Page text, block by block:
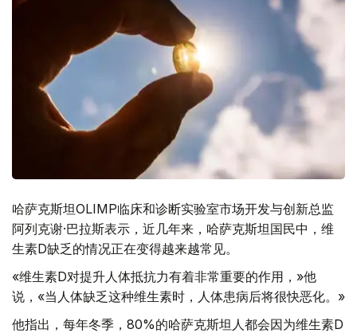
哈萨克斯坦OLIMP临床和诊断实验室市场开发与创新总监
阿列克谢·巴拉斯表示，近几年来，哈萨克斯坦国民中，维
生素D缺乏的情况正在变得越来越常见。
«维生素D对提升人体抵抗力有着非常重要的作用，»他
说，«当人体缺乏这种维生素时，人体患病后将很快恶化。»
他指出，每年冬季，80%的哈萨克斯坦人都会因为维生素D